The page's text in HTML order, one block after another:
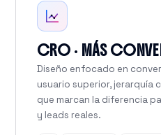
CRO · MÁS
Diseño enfocado en
usuario superior, jerarquía
que marcan la diferencia
y leads reales.